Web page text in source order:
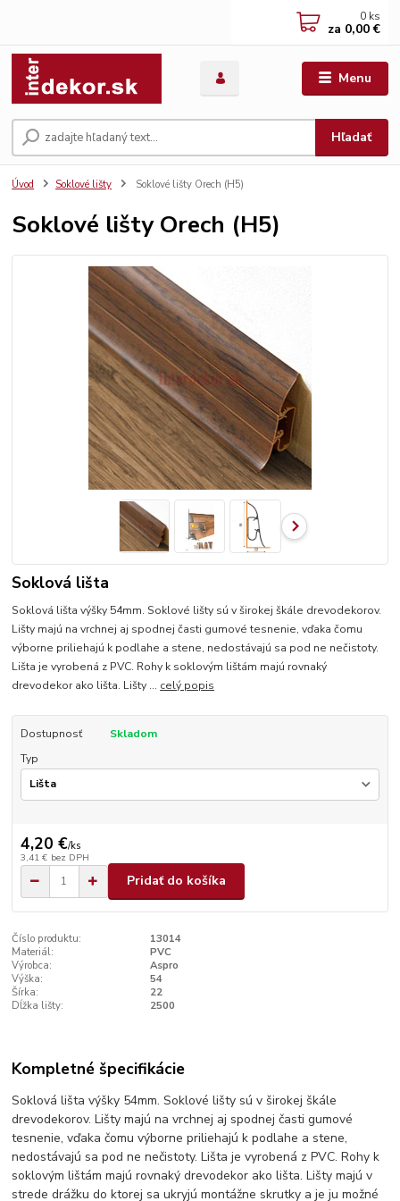
Menu
Hľadať
0 ks
za 0,00 €
Úvod Soklové lišty Soklové lišty Orech (H5)
Soklové lišty Orech (H5)
Soklová lišta
Soklová lišta výšky 54mm. Soklové lišty sú v širokej škále drevodekorov.
Lišty majú na vrchnej aj spodnej časti gumové tesnenie, vďaka čomu
výborne priliehajú k podlahe a stene, nedostávajú sa pod ne nečistoty.
Lišta je vyrobená z PVC. Rohy k soklovým lištám majú rovnaký
drevodekor ako lišta. Lišty ... celý popis
Dostupnosť
Skladom
Typ
4,20 €/ks
3,41 € bez DPH
Pridať do košíka
Číslo produktu:
13014
Materiál:
PVC
Výrobca:
Aspro
Výška:
54
Šírka:
22
Dĺžka lišty:
2500
Kompletné špecifikácie
Soklová lišta výšky 54mm. Soklové lišty sú v širokej škále
drevodekorov. Lišty majú na vrchnej aj spodnej časti gumové
tesnenie, vďaka čomu výborne priliehajú k podlahe a stene,
nedostávajú sa pod ne nečistoty. Lišta je vyrobená z PVC. Rohy k
soklovým lištám majú rovnaký drevodekor ako lišta. Lišty majú v
strede drážku do ktorej sa ukryjú montážne skrutky a je ju možné